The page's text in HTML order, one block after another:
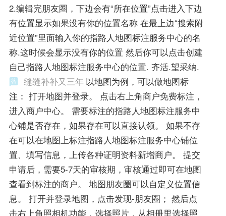
2.编辑完朋友圈，下边会有“所在位置”点击进入下边
有位置显示如果没有你的位置名称 在最上边“搜索附
近位置”里面输入你的指路人地图标注服务中心的名
称.这时候会显示没有你的位置 然后你可以点击创建
自己指路人地图标注服务中心的位置. 齐活.望采纳.
缝缝补补又三年 以地图为例，可以做地图标
注： 打开地图并登录。 点击右上角商户免费标注，
进入商户中心。 需要标注的指路人地图标注服务中
心铺是否存在，如果存在可以直接认领。 如果不存
在可以在地图上标注指路人地图标注服务中心铺位
置、填写信息，上传各种证明资料新增商户。 提交
申请后，需要5-7天的审核期，审核通过即可在地图
查看到标注的商户。 地图朋友圈可以自定义位置信
息。 打开并登录地图，点击发现-朋友圈； 然后点
击右上角照相机功能，选择照片，从相册里选择照